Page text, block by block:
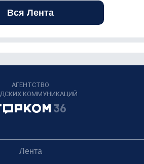
Вся Лента
АГЕНТСТВО
КОММУНИКАЦИЙ
Лента